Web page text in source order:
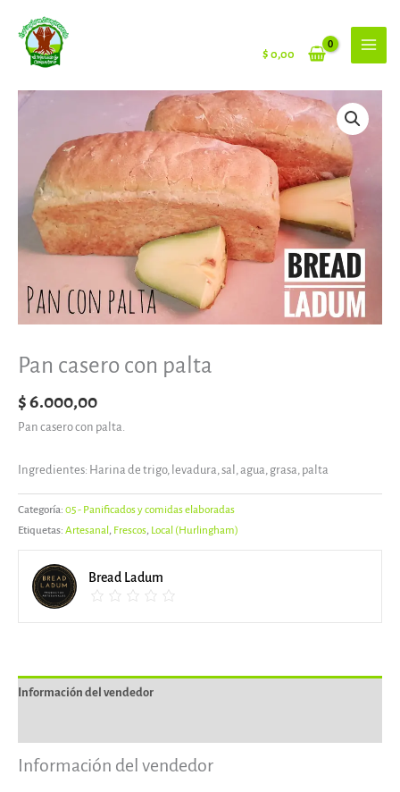
contenido
$ 0,00
Pan casero con palta
$6.000,00
Pan casero con palta.
Ingredientes: Harina de trigo, levadura, sal, agua, grasa, palta
Categoría: 05 - Panificados y comidas elaboradas
Etiquetas: Artesanal , Frescos, Local (Hurlingham)
Bread Ladum
Información del vendedor
Información del vendedor